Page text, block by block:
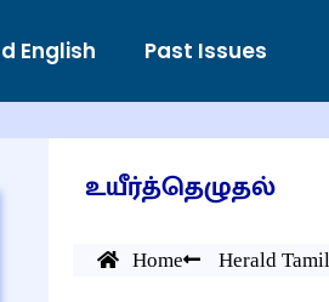
English Past Issues
உயீர்த்தெழுதல்
Home Herald Tamil